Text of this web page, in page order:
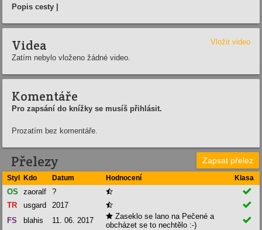
Popis cesty |
Videa
Vložit video
Zatím nebylo vloženo žádné video.
Komentáře
Pro zapsání do knížky se musíš přihlásit.
Prozatím bez komentáře.
Přelezy Zapsat přelez
Styl Kdo Datum Hodnocení Klasa
OS zaoralf ? 

TR
usgard 2017 

FS
blahis 11. 06. 2017  Zaseklo se lano na Pečené a
obcházet se to nechtělo :-)
